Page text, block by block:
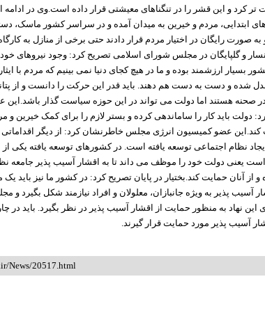
کرد و این قشر را در تنگناهای معیشتی قرار داده است.وی در ادامه
ابتدایی، مردم و خیرین به میدان آمده و در سراسر کشور ماسک،
صورت رایگان در اختیار مردم قرار دادند حتی برخی از منازل به
و گلپایگان در مجلس شورای اسلامی تصریح کرد: وجود نیروهای
بسیار ارزشمند بوده و ما در هیچ کجای دنیا نمی بینیم که مردم با
شده و دست به دست هم دهند. باید قدر این حرکت را دانست و از
صحنه هستند اما دولت می تواند در این حوزه سیاست گذار
دولت باید کار را ساماندهی کرده و بستر لازم را برای کمک خیرین و
عضو کمیسیون انرژی مجلس خاطرنشان کرد: از دیگر اقداماتی
نظام اجتماعی توسعه یافته است. در کشورهای توسعه یافته یکی از
یعنی دولت خود را موظف می داند تا به اقشار آسیب پذیر جامعه
از آنان حمایت کند.بختیار در پایان تصریح کرد: در کشور ما نیز باید یک
پذیر به ویژه جانبازان، معلولان و افراد نیازمند شکل بگیرد و
این نهاد به منظور حمایت از اقشار آسیب پذیر در نظر بگیرد. باید در
آسیب پذیر مورد حمایت قرار گیرند.
News/20517.html